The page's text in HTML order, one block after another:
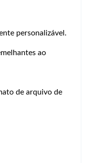
personalizável.
ao
de arquivo de